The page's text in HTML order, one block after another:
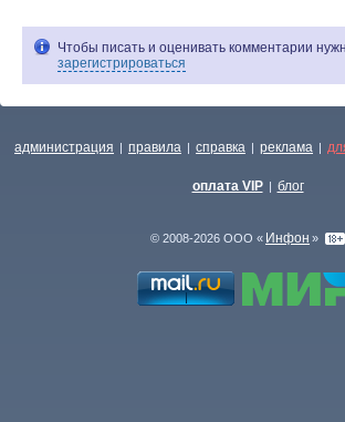
Чтобы писать и оценивать комментарии
зарегистрироваться
администрация | правила | справка | реклама |
оплата VIP | блог
© 2008-2026 ООО « Инфон »